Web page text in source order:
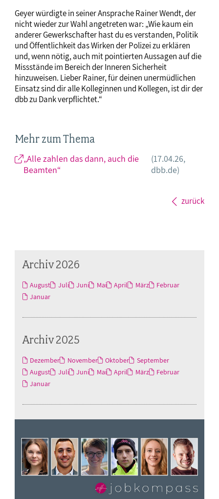
Geyer würdigte in seiner Ansprache Rainer Wendt, der
nicht wieder zur Wahl angetreten war: „Wie kaum ein
anderer Gewerkschafter hast du es verstanden, Politik
und Öffentlichkeit das Wirken der Polizei zu erklären
und, wenn nötig, auch mit pointierten Aussagen auf die
Missstände im Bereich der Inneren Sicherheit
hinzuweisen. Lieber Rainer, für deinen unermüdlichen
Einsatz sind dir alle Kolleginnen und Kollegen, ist dir der
dbb zu Dank verpflichtet.“
Mehr zum Thema
„Alle zahlen das dann, auch die
Beamten“
(17.04.26,
dbb.de)
zurück
Archiv 2026
August Juli Juni Mai April März
Februar
Januar
Archiv 2025
Dezember November Oktober
September
August
Juli Juni Mai April März
Februar
Januar